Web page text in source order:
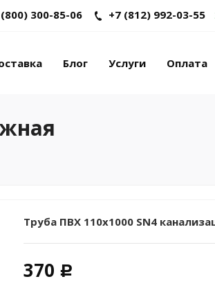
300-85-06 +7 (812) 992-03-55
Блог Услуги Оплата
Труба ПВХ 110х1000 SN4
370 c